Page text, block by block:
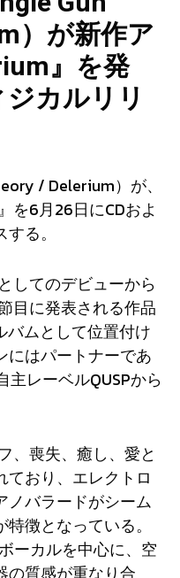
）が新作ア
』を発
カルリリ
/ Delerium）が、
を6月26日にCDおよ
る。
してのデビューから
目に発表される作品
バムとして位置付け
にはパートナーであ
レーベルQUSPから
、喪失、癒し、愛と
ており、エレクトロ
ノバラードがシーム
徴となっている。
ーカルを中心に、空